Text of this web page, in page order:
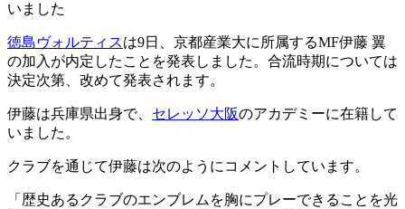
いました
徳島ヴォルティスは9日、京都産業大に所属するMF伊藤 翼
の加入が内定したことを発表しました。合流時期については
決定次第、改めて発表されます。
伊藤は兵庫県出身で、 セレッソ大阪のアカデミーに在籍して
いました。
クラブを通じて伊藤は次のようにコメントしています。
「歴史あるクラブのエンブレムを胸にプレーできることを光